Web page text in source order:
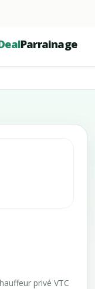
Parrainage
privé VTC